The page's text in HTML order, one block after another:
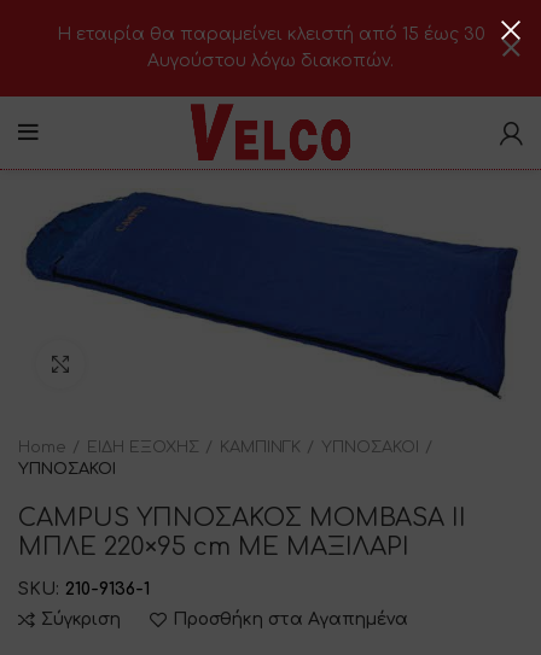
Home ΕΙΔΗ ΕΞΟΧΗΣ ΚΑΜΠΙΝΓΚ
ΥΠΝΟΣΑΚΟΙ
ΥΠΝΟΣΑΚΟΙ
CAMPUS ΥΠΝΟΣΑΚΟΣ MOMBASA II
ΜΠΛΕ 220×95 cm ΜΕ ΜΑΞΙΛΑΡΙ
SKU: 210-9136-1
Σύγκριση
Προσθήκη στα Αγαπημένα
H εταιρία θα παραμείνει κλειστή από 15 έως 30
Αυγούστου λόγω διακοπών.